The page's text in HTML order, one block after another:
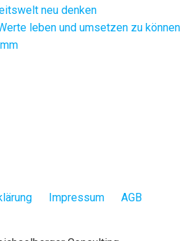
neu denken
leben und umsetzen zu können
Impressum AGB